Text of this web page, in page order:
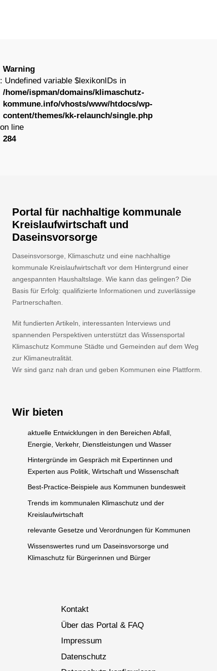
Warning
: Undefined variable $lexikonIDs in
/home/ispman/domains/klimaschutz-
kommune.info/vhosts/www/htdocs/wp-
content/themes/kk-relaunch/single.php
on line
284
Portal für nachhaltige kommunale
Kreislaufwirtschaft und
Daseinsvorsorge
Daseinsvorsorge, Klimaschutz und eine nachhaltige
kommunale Kreislaufwirtschaft vor dem Hintergrund einer
angespannten Haushaltslage. Wie kann das gelingen? Die
Basis für Erfolg: qualifizierte Informationen und zuverlässige
Partnerschaften.
Mit fundierten Artikeln, interessanten Interviews und
spannenden Perspektiven unterstützt das Wissensportal
Klimaschutz Kommune Städte und Gemeinden auf dem Weg
zur Klimaneutralität.
Wir sind ganz nah dran und geben Kommunen eine Plattform.
Wir bieten
aktuelle Entwicklungen in den Bereichen Abfall,
Energie, Verkehr, Dienstleistungen und Wasser
Hintergründe im Gespräch mit Expertinnen und
Experten aus Politik, Wirtschaft und Wissenschaft
Best-Practice-Beispiele aus Kommunen bundesweit
Trends im kommunalen Klimaschutz und der
Kreislaufwirtschaft
relevante Gesetze und Verordnungen für Kommunen
Wissenswertes rund um Daseinsvorsorge und
Klimaschutz für Bürgerinnen und Bürger
Kontakt
Über das Portal & FAQ
Impressum
Datenschutz